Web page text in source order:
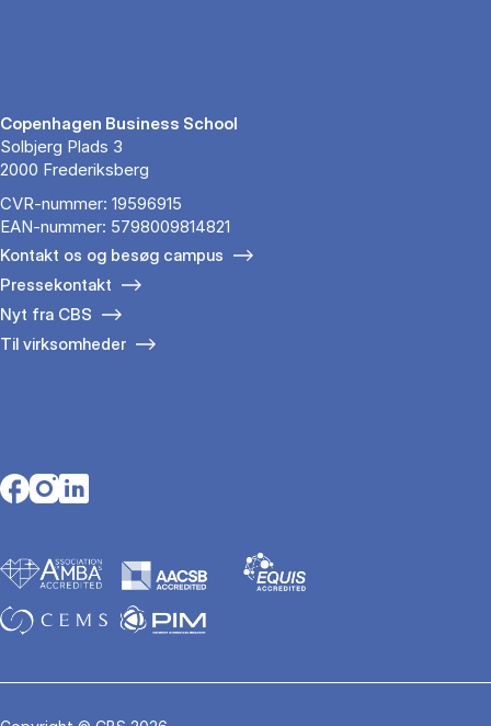
Copenhagen Business School
Solbjerg Plads 3
2000 Frederiksberg
CVR-nummer: 19596915
EAN-nummer: 5798009814821
Kontakt os og besøg campus
Pressekontakt
Nyt fra CBS
Til virksomheder
Opens in a new tab
Opens in a new tab
Opens in a new tab